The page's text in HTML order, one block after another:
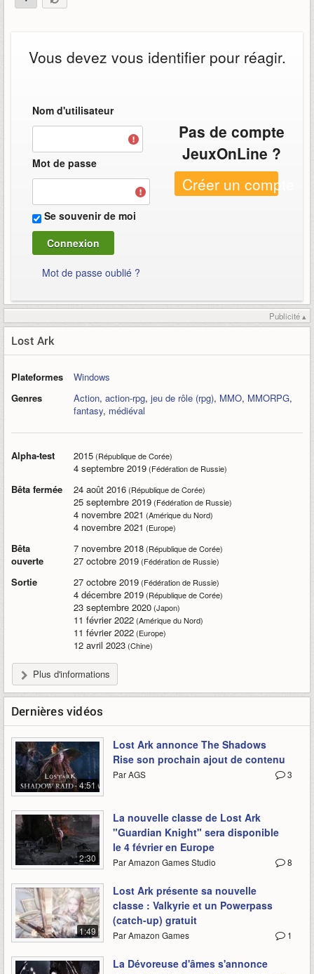
Vous devez vous identifier pour réagir.
Nom d'utilisateur
Mot de passe
Se souvenir de moi
Mot de passe oublié ?
Pas de compte
JeuxOnLine ?
Créer un compte
Publicité ▴
Lost Ark
Plateformes
Windows
Genres
Action, action-rpg, jeu de rôle (rpg), MMO, MMORPG,
fantasy, médiéval
Alpha-test 2015(République de Corée)
4 septembre 2019(Fédération de Russie)
Bêta fermée 24 août 2016(République de Corée)
25 septembre 2019(Fédération de Russie)
4 novembre 2021 (Amérique du Nord)
4 novembre 2021 (Europe)
Bêta
ouverte
7 novembre 2018(République de Corée)
27 octobre 2019(Fédération de Russie)
Sortie 27 octobre 2019(Fédération de Russie)
4 décembre 2019(République de Corée)
23 septembre 2020(Japon)
11 février 2022(Amérique du Nord)
11 février 2022(Europe)
12 avril 2023(Chine)
Plus d'informations
Dernières vidéos
4:51
Lost Ark annonce The Shadows
Rise son prochain ajout de contenu
3
Par AGS
2:30
La nouvelle classe de Lost Ark
"Guardian Knight" sera disponible
le 4 février en Europe
8
Par Amazon Games Studio
1:49
Lost Ark présente sa nouvelle
classe : Valkyrie et un Powerpass
(catch-up) gratuit
1
Par Amazon Games
La Dévoreuse d'âmes s'annonce